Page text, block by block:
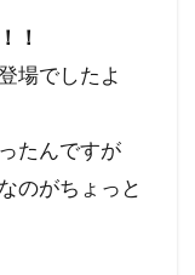
！
場でしたよ
たんですが
のがちょっと